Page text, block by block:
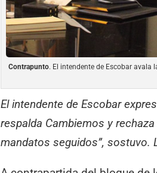
Contrapunto. El intendente de Escobar avala
El intendente de Escobar
respalda Cambiemos y
mandatos seguidos”, sostuvo.